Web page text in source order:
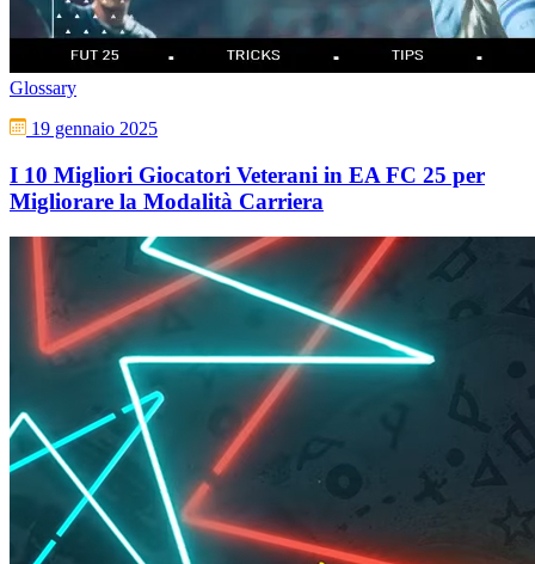
Glossary
19 gennaio 2025
I 10 Migliori Giocatori Veterani in EA FC 25 per
Migliorare la Modalità Carriera